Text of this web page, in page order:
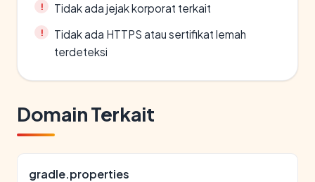
Tidak ada jejak korporat terkait
Tidak ada HTTPS atau sertifikat lemah
terdeteksi
Domain Terkait
gradle.properties